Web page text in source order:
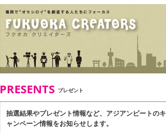
PRESENTS プレゼント
抽選結果やプレゼント情報など、アジアンビートのキ
ャンペーン情報をお知らせします。